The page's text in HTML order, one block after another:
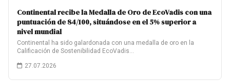
Continental recibe la Medalla de Oro de EcoVadis con una
puntuación de 84/100, situándose en el 5% superior a
nivel mundial
Continental ha sido galardonada con una medalla de oro en la
Calificación de Sostenibilidad EcoVadis…
27.07.2026